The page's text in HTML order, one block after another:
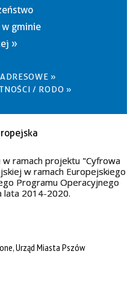
gminie
»
»
/ RODO »
ramach projektu "Cyfrowa
w ramach Europejskiego
Programu Operacyjnego
lata 2014-2020.
Urząd Miasta Pszów